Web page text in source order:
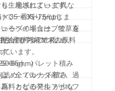
生産されています。
、地域によっ て異な
て一番刈りがはじま
ーブの場合は、牧草を
生産が可能です。
× 35 × 35~75mm)
るヘイキューブで、直
合飼料やTM Rの原料
。
、全てカナダ産で、過
、カビの発生 が少な
いてフレコン詰め、
います。
、パレット積み
め、パレット積み
料となるアルファルフ